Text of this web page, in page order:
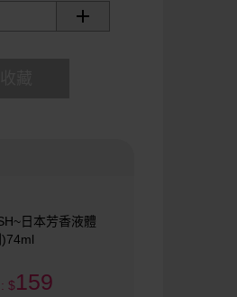
日本芳香液體
$159